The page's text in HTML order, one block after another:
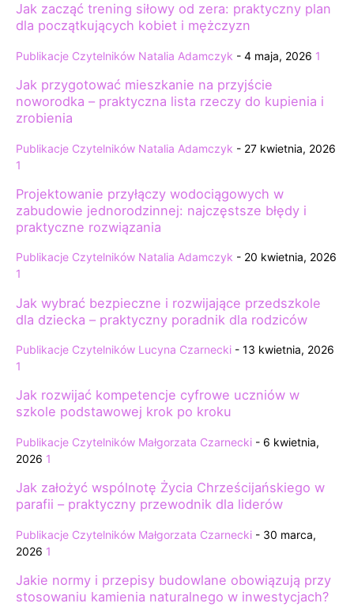
Jak zacząć trening siłowy od zera: praktyczny plan
dla początkujących kobiet i mężczyzn
Publikacje Czytelników Natalia Adamczyk - 4 maja, 2026 1
Jak przygotować mieszkanie na przyjście
noworodka – praktyczna lista rzeczy do kupienia i
zrobienia
Publikacje Czytelników Natalia Adamczyk - 27 kwietnia, 2026
1
Projektowanie przyłączy wodociągowych w
zabudowie jednorodzinnej: najczęstsze błędy i
praktyczne rozwiązania
Publikacje Czytelników Natalia Adamczyk - 20 kwietnia, 2026
1
Jak wybrać bezpieczne i rozwijające przedszkole
dla dziecka – praktyczny poradnik dla rodziców
Publikacje Czytelników Lucyna Czarnecki - 13 kwietnia, 2026
1
Jak rozwijać kompetencje cyfrowe uczniów w
szkole podstawowej krok po kroku
Publikacje Czytelników Małgorzata Czarnecki - 6 kwietnia,
2026 1
Jak założyć wspólnotę Życia Chrześcijańskiego w
parafii – praktyczny przewodnik dla liderów
Publikacje Czytelników Małgorzata Czarnecki - 30 marca,
2026 1
Jakie normy i przepisy budowlane obowiązują przy
stosowaniu kamienia naturalnego w inwestycjach?